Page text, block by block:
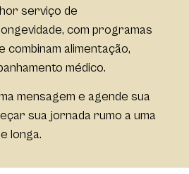
serviço de
com programas
combinam alimentação,
médico.
mensagem e agende sua
sua jornada rumo a uma
longa.